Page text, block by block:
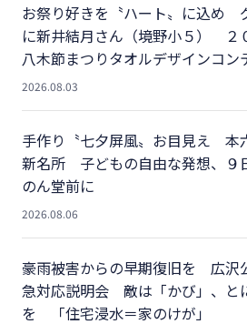
お祭り好きを〝ハート〟に込め
に新井結月さん（境野小５） ２
八木節まつりタオルデザインコン
2026.08.03
手作り〝七夕屏風〟お目見え 本
新名所 子どもの自由な発想、９
のん堂前に
2026.08.06
豪雨被害からの早期復旧を 広沢
急対応説明会 敵は「かび」、と
を 「住宅浸水＝家のけが」